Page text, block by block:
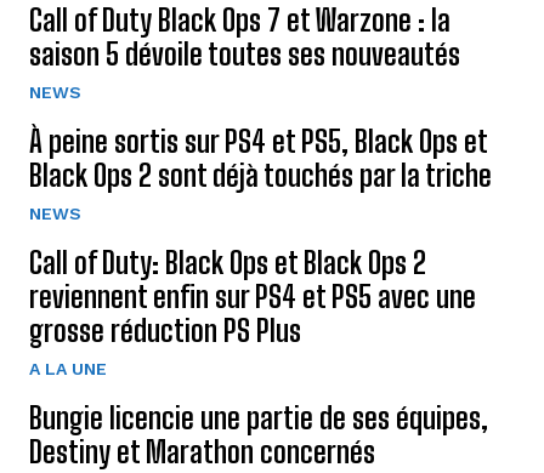
Call of Duty Black Ops 7 et Warzone : la
saison 5 dévoile toutes ses nouveautés
NEWS
À peine sortis sur PS4 et PS5, Black Ops et
Black Ops 2 sont déjà touchés par la triche
NEWS
Call of Duty: Black Ops et Black Ops 2
reviennent enfin sur PS4 et PS5 avec une
grosse réduction PS Plus
A LA UNE
Bungie licencie une partie de ses équipes,
Destiny et Marathon concernés